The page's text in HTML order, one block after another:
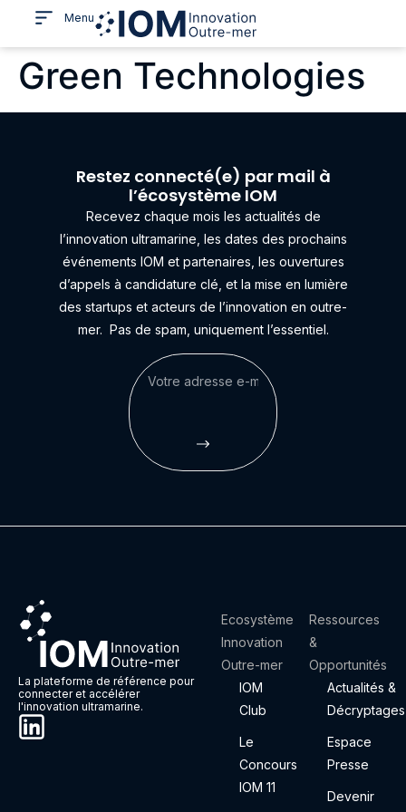
Menu
Green Technologies
Restez connecté(e) par mail à
l’écosystème IOM
Recevez chaque mois les actualités de
l’innovation ultramarine, les dates des prochains
événements IOM et partenaires, les ouvertures
d’appels à candidature clé, et la mise en lumière
des startups et acteurs de l’innovation en outre-
mer. Pas de spam, uniquement l’essentiel.
La plateforme de référence pour
connecter et accélérer
l'innovation ultramarine.
Ecosystème
Innovation
Outre-mer
IOM
Club
Le
Concours
IOM 11
Ressources
&
Opportunités
Actualités &
Décryptages
Espace
Presse
Devenir